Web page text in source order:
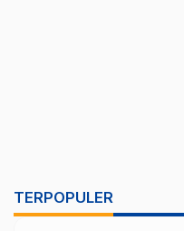
TERPOPULER